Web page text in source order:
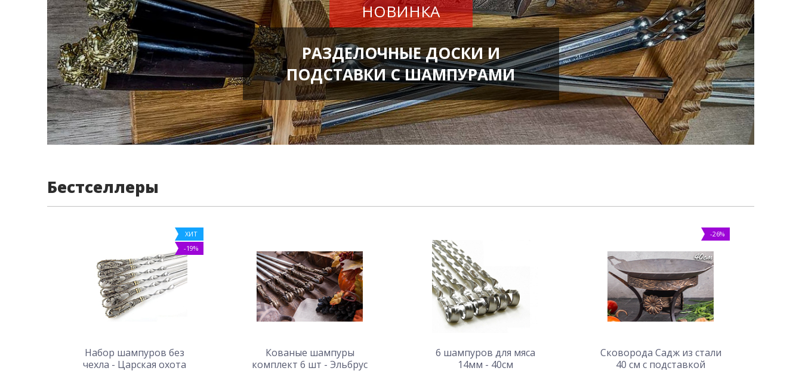
НОВИНКА
РАЗДЕЛОЧНЫЕ ДОСКИ И
ПОДСТАВКИ С ШАМПУРАМИ
Бестселлеры
ХИТ
-19%
Набор шампуров без
чехла - Царская охота
Кованые шампуры
комплект 6 шт - Эльбрус
6 шампуров для мяса
14мм - 40см
-26%
Сковорода Садж из стали
40 см с подставкой